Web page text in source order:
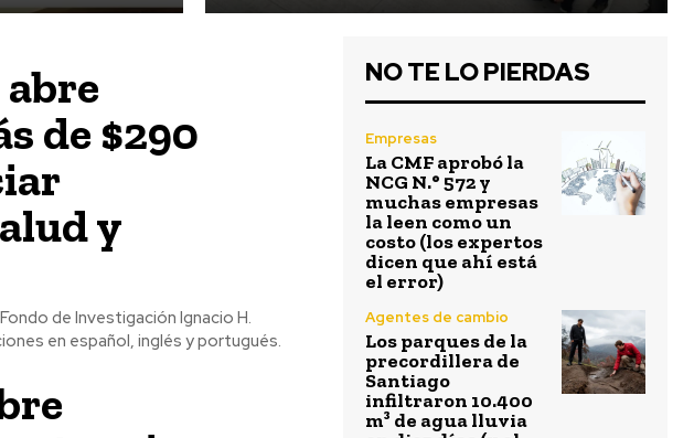
de $290
y
de Investigación Ignacio H.
en español, inglés y portugués.
NO TE LO PIERDAS
Empresas
La CMF aprobó la
NCG N.° 572 y
muchas empresas
la leen como un
costo (los expertos
dicen que ahí está
el error)
Agentes de cambio
Los parques de la
precordillera de
Santiago
infiltraron 10.400
m³ de agua lluvia